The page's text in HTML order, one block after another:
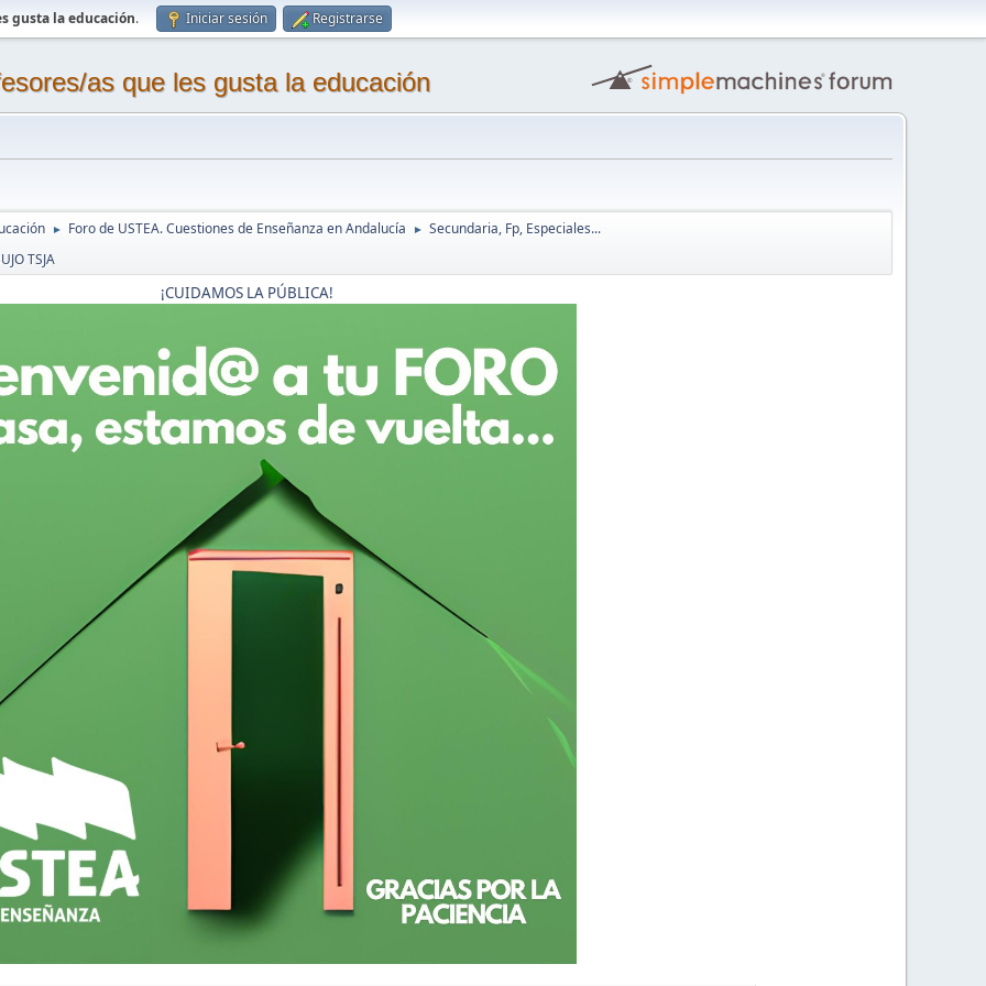
gusta la educación. Iniciar sesión Registrarse
as que les gusta la educación
► Foro de USTEA. Cuestiones de Enseñanza en Andalucía ►
Secundaria, Fp, Especiales...
TSJA
¡CUIDAMOS LA PÚBLICA!